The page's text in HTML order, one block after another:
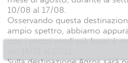
10/08 al 17/08.
Osservando questa
ampio spettro, abbiamo
con i prezzi medi più bassi è